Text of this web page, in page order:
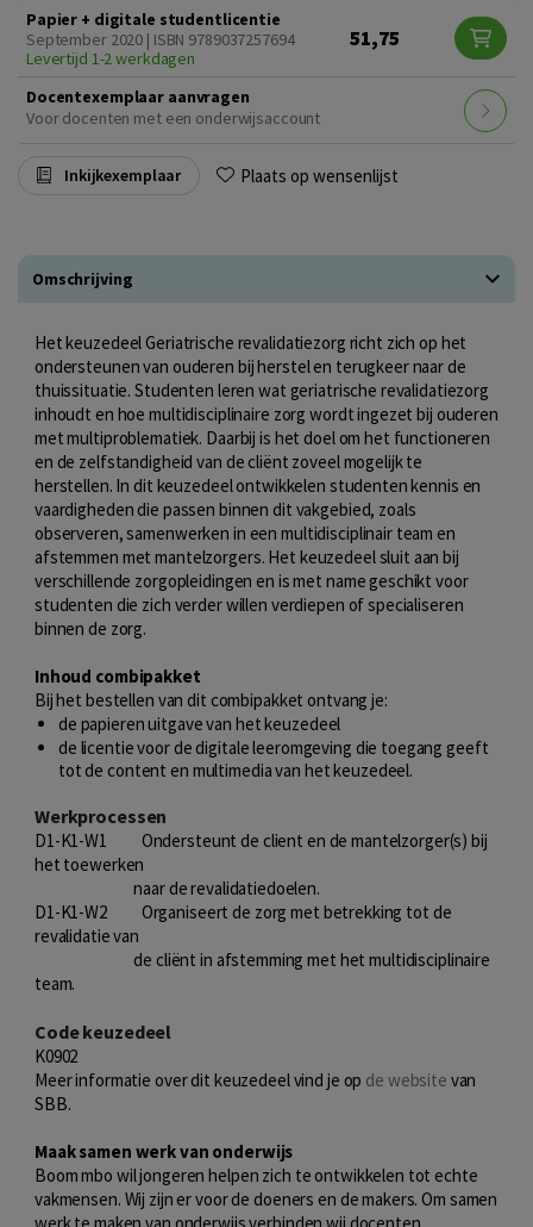
Papier + digitale studentlicentie
September 2020 | ISBN 9789037257694
Levertijd 1-2 werkdagen
51,75
Docentexemplaar aanvragen
Voor docenten met een onderwijsaccount
Inkijkexemplaar Plaats op wensenlijst
Omschrijving
Het keuzedeel Geriatrische revalidatiezorg richt zich op het
ondersteunen van ouderen bij herstel en terugkeer naar de
thuissituatie. Studenten leren wat geriatrische revalidatiezorg
inhoudt en hoe multidisciplinaire zorg wordt ingezet bij ouderen
met multiproblematiek. Daarbij is het doel om het functioneren
en de zelfstandigheid van de cliënt zoveel mogelijk te
herstellen. In dit keuzedeel ontwikkelen studenten kennis en
vaardigheden die passen binnen dit vakgebied, zoals
observeren, samenwerken in een multidisciplinair team en
afstemmen met mantelzorgers. Het keuzedeel sluit aan bij
verschillende zorgopleidingen en is met name geschikt voor
studenten die zich verder willen verdiepen of specialiseren
binnen de zorg.
Inhoud combipakket
Bij het bestellen van dit combipakket ontvang je:
de papieren uitgave van het keuzedeel
de licentie voor de digitale leeromgeving die toegang geeft
tot de content en multimedia van het keuzedeel.
Werkprocessen
D1-K1-W1 Ondersteunt de client en de mantelzorger(s) bij
het toewerken
naar de revalidatiedoelen.
D1-K1-W2 Organiseert de zorg met betrekking tot de
revalidatie van
de cliënt in afstemming met het multidisciplinaire
team.
Code keuzedeel
K0902
Meer informatie over dit keuzedeel vind je op de website van
SBB.
Maak samen werk van onderwijs
Boom mbo wil jongeren helpen zich te ontwikkelen tot echte
vakmensen. Wij zijn er voor de doeners en de makers. Om samen